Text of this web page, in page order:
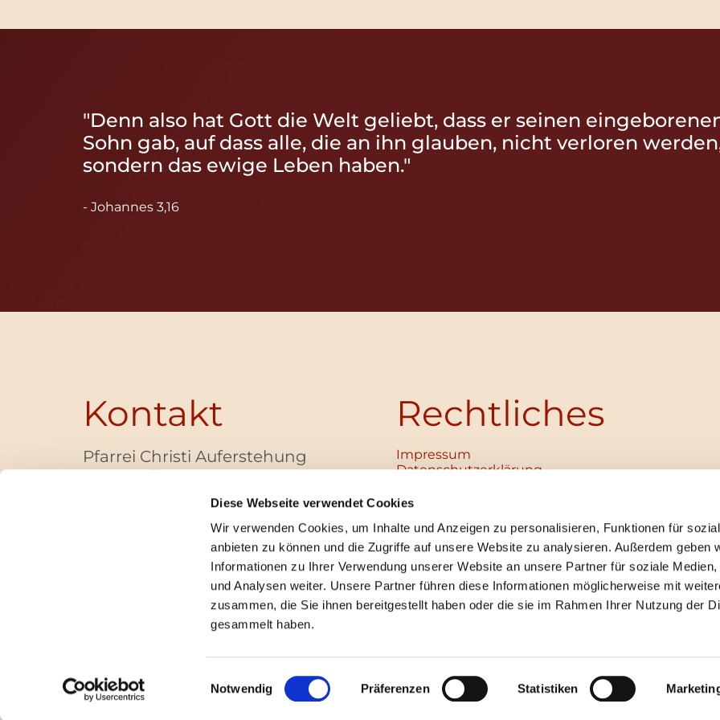
Diese Webseite verwendet Cookies
Wir verwenden Cookies, um Inhalte und Anzeigen zu personalisieren, Funktionen für
anbieten zu können und die Zugriffe auf unsere Website zu analysieren. Außerdem geben
Informationen zu Ihrer Verwendung unserer Website an unsere Partner für soziale Medien,
und Analysen weiter. Unsere Partner führen diese Informationen möglicherweise mit
zusammen, die Sie ihnen bereitgestellt haben oder die sie im Rahmen Ihrer Nutzung der
gesammelt haben.
Einwilligungsauswahl
Notwendig Präferenzen Statistiken
"Denn also hat Gott die Welt geliebt, dass er seinen
Sohn gab, auf dass alle, die an ihn glauben, nicht verloren
sondern das ewige Leben haben."
- Johannes 3,16
Kontakt
Pfarrei Christi Auferstehung
Bayernallee 28
+49 (0)30 / 30 00 03 -40
pfarrbuero@christi-auferstehung.net
IBAN DE62 3706 0193 6006 9310 04
Rechtliches
Impressum
Datenschutz­erklärung
Institutionelles Schutzkonzept
Unabhängige Ansprechpersonen
Digitales Hinweisgebersystem
Impressum ChurchDesk-